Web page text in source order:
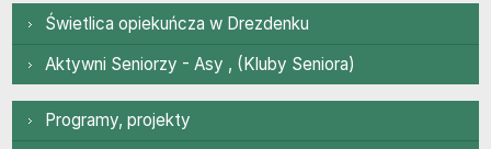
Świetlica opiekuńcza w Drezdenku
Świetlica opiekuńcza w Drezdenku
Aktywni Seniorzy - Asy , (Kluby Seniora)
Programy, projekty
Programy, projekty